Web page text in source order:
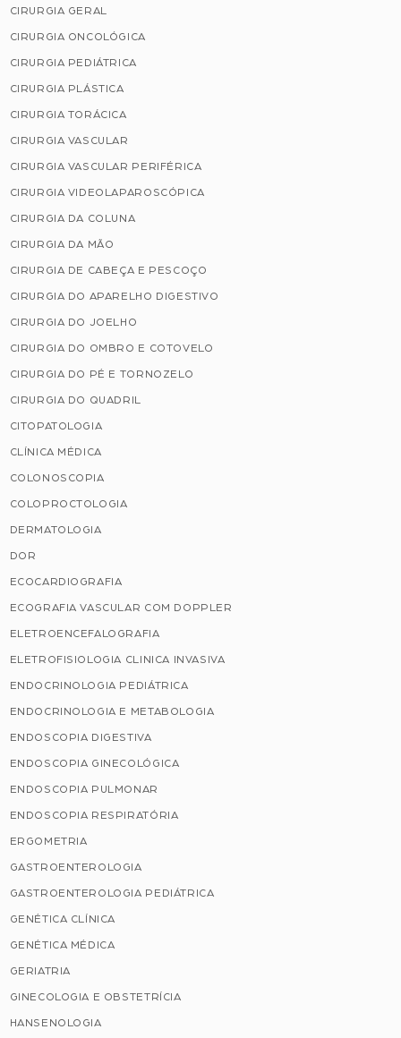
CIRURGIA GERAL
CIRURGIA ONCOLÓGICA
CIRURGIA PEDIÁTRICA
CIRURGIA PLÁSTICA
CIRURGIA TORÁCICA
CIRURGIA VASCULAR
CIRURGIA VASCULAR PERIFÉRICA
CIRURGIA VIDEOLAPAROSCÓPICA
CIRURGIA DA COLUNA
CIRURGIA DA MÃO
CIRURGIA DE CABEÇA E PESCOÇO
CIRURGIA DO APARELHO DIGESTIVO
CIRURGIA DO JOELHO
CIRURGIA DO OMBRO E COTOVELO
CIRURGIA DO PÉ E TORNOZELO
CIRURGIA DO QUADRIL
CITOPATOLOGIA
CLÍNICA MÉDICA
COLONOSCOPIA
COLOPROCTOLOGIA
DERMATOLOGIA
DOR
ECOCARDIOGRAFIA
ECOGRAFIA VASCULAR COM DOPPLER
ELETROENCEFALOGRAFIA
ELETROFISIOLOGIA CLINICA INVASIVA
ENDOCRINOLOGIA PEDIÁTRICA
ENDOCRINOLOGIA E METABOLOGIA
ENDOSCOPIA DIGESTIVA
ENDOSCOPIA GINECOLÓGICA
ENDOSCOPIA PULMONAR
ENDOSCOPIA RESPIRATÓRIA
ERGOMETRIA
GASTROENTEROLOGIA
GASTROENTEROLOGIA PEDIÁTRICA
GENÉTICA CLÍNICA
GENÉTICA MÉDICA
GERIATRIA
GINECOLOGIA E OBSTETRÍCIA
HANSENOLOGIA